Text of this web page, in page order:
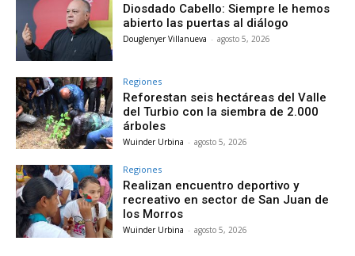
Diosdado Cabello: Siempre le hemos
abierto las puertas al diálogo
Douglenyer Villanueva - agosto 5, 2026
Regiones
Reforestan seis hectáreas del Valle
del Turbio con la siembra de 2.000
árboles
Wuinder Urbina - agosto 5, 2026
Regiones
Realizan encuentro deportivo y
recreativo en sector de San Juan de
los Morros
Wuinder Urbina - agosto 5, 2026